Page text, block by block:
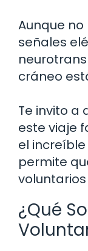
Aunque
señales
cráneo
Te invito a
este viaje
el
permite
¿Qué